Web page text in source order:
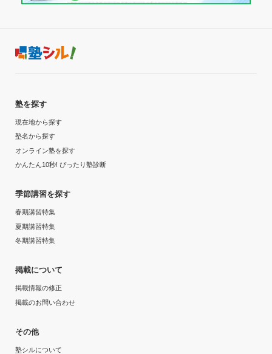
塾を探す
現在地から探す
塾名から探す
オンライン塾を探す
かんたん10秒! ぴったり塾診断
季節講習を探す
春期講習特集
夏期講習特集
冬期講習特集
掲載について
掲載情報の修正
掲載のお問い合わせ
その他
塾シルについて